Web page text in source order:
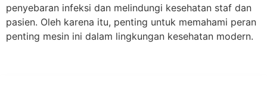
penyebaran infeksi dan melindungi kesehatan staf dan
pasien. Oleh karena itu, penting untuk memahami peran
penting mesin ini dalam lingkungan kesehatan modern.